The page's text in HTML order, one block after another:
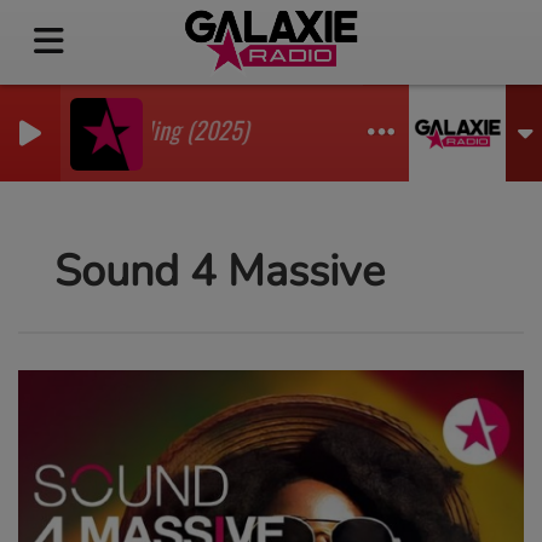
Eddsax - Feeling (2025)
Sound 4 Massive